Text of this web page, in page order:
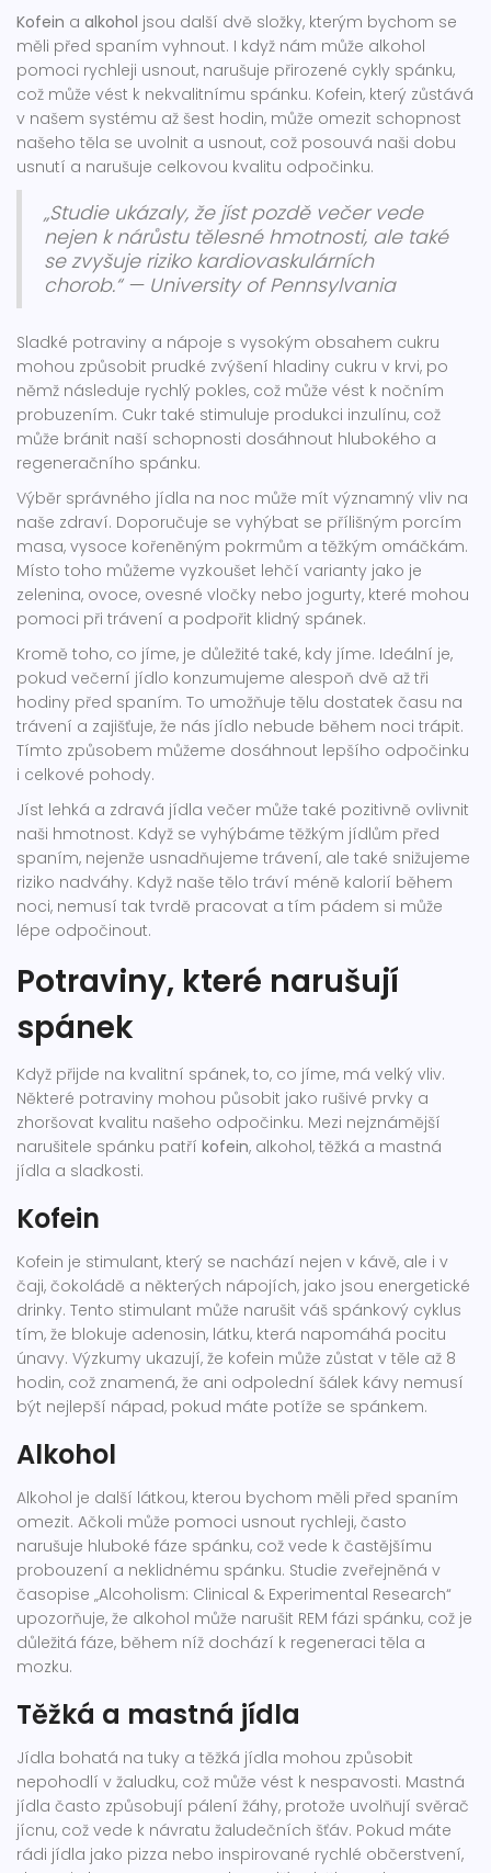
Kofein a alkohol jsou další dvě složky, kterým bychom se
měli před spaním vyhnout. I když nám může alkohol
pomoci rychleji usnout, narušuje přirozené cykly spánku,
což může vést k nekvalitnímu spánku. Kofein, který zůstává
v našem systému až šest hodin, může omezit schopnost
našeho těla se uvolnit a usnout, což posouvá naši dobu
usnutí a narušuje celkovou kvalitu odpočinku.
„Studie ukázaly, že jíst pozdě večer vede
nejen k nárůstu tělesné hmotnosti, ale také
se zvyšuje riziko kardiovaskulárních
chorob.“ — University of Pennsylvania
Sladké potraviny a nápoje s vysokým obsahem cukru
mohou způsobit prudké zvýšení hladiny cukru v krvi, po
němž následuje rychlý pokles, což může vést k nočním
probuzením. Cukr také stimuluje produkci inzulínu, což
může bránit naší schopnosti dosáhnout hlubokého a
regeneračního spánku.
Výběr správného jídla na noc může mít významný vliv na
naše zdraví. Doporučuje se vyhýbat se přílišným porcím
masa, vysoce kořeněným pokrmům a těžkým omáčkám.
Místo toho můžeme vyzkoušet lehčí varianty jako je
zelenina, ovoce, ovesné vločky nebo jogurty, které mohou
pomoci při trávení a podpořit klidný spánek.
Kromě toho, co jíme, je důležité také, kdy jíme. Ideální je,
pokud večerní jídlo konzumujeme alespoň dvě až tři
hodiny před spaním. To umožňuje tělu dostatek času na
trávení a zajišťuje, že nás jídlo nebude během noci trápit.
Tímto způsobem můžeme dosáhnout lepšího odpočinku
i celkové pohody.
Jíst lehká a zdravá jídla večer může také pozitivně ovlivnit
naši hmotnost. Když se vyhýbáme těžkým jídlům před
spaním, nejenže usnadňujeme trávení, ale také snižujeme
riziko nadváhy. Když naše tělo tráví méně kalorií během
noci, nemusí tak tvrdě pracovat a tím pádem si může
lépe odpočinout.
Potraviny, které narušují
spánek
Když přijde na kvalitní spánek, to, co jíme, má velký vliv.
Některé potraviny mohou působit jako rušivé prvky a
zhoršovat kvalitu našeho odpočinku. Mezi nejznámější
narušitele spánku patří kofein, alkohol, těžká a mastná
jídla a sladkosti.
Kofein
Kofein je stimulant, který se nachází nejen v kávě, ale i v
čaji, čokoládě a některých nápojích, jako jsou energetické
drinky. Tento stimulant může narušit váš spánkový cyklus
tím, že blokuje adenosin, látku, která napomáhá pocitu
únavy. Výzkumy ukazují, že kofein může zůstat v těle až 8
hodin, což znamená, že ani odpolední šálek kávy nemusí
být nejlepší nápad, pokud máte potíže se spánkem.
Alkohol
Alkohol je další látkou, kterou bychom měli před spaním
omezit. Ačkoli může pomoci usnout rychleji, často
narušuje hluboké fáze spánku, což vede k častějšímu
probouzení a neklidnému spánku. Studie zveřejněná v
časopise „Alcoholism: Clinical & Experimental Research“
upozorňuje, že alkohol může narušit REM fázi spánku, což je
důležitá fáze, během níž dochází k regeneraci těla a
mozku.
Těžká a mastná jídla
Jídla bohatá na tuky a těžká jídla mohou způsobit
nepohodlí v žaludku, což může vést k nespavosti. Mastná
jídla často způsobují pálení žáhy, protože uvolňují svěrač
jícnu, což vede k návratu žaludečních šťáv. Pokud máte
rádi jídla jako pizza nebo inspirované rychlé občerstvení,